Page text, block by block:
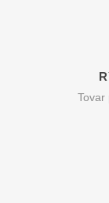
Tovar